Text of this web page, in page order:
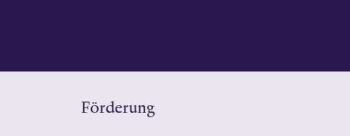
Förderung